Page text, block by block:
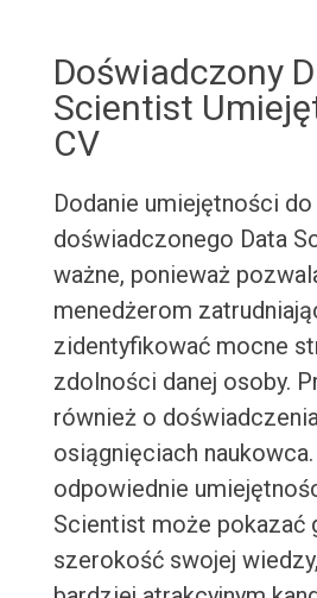
Doświadczony
Scientist
CV
Dodanie umiejętności do
doświadczonego Data
ważne, ponieważ
menedżerom
zidentyfikować mocne
zdolności danej osoby.
również o
osiągnięciach
odpowiednie
Scientist może pokazać
szerokość swojej